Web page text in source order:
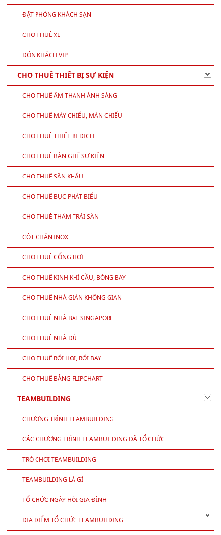
ĐẶT PHÒNG KHÁCH SẠN
CHO THUÊ XE
ĐÓN KHÁCH VIP
CHO THUÊ THIẾT BỊ SỰ KIỆN
CHO THUÊ ÂM THANH ÁNH SÁNG
CHO THUÊ MÁY CHIẾU, MÀN CHIẾU
CHO THUÊ THIẾT BỊ DỊCH
CHO THUÊ BÀN GHẾ SỰ KIỆN
CHO THUÊ SÂN KHẤU
CHO THUÊ BỤC PHÁT BIỂU
CHO THUÊ THẢM TRẢI SÀN
CỘT CHẮN INOX
CHO THUÊ CỔNG HƠI
CHO THUÊ KINH KHÍ CẦU, BÓNG BAY
CHO THUÊ NHÀ GIÀN KHÔNG GIAN
CHO THUÊ NHÀ BẠT SINGAPORE
CHO THUÊ NHÀ DÙ
CHO THUÊ RỐI HƠI, RỐI BAY
CHO THUÊ BẢNG FLIPCHART
TEAMBUILDING
CHƯƠNG TRÌNH TEAMBUILDING
CÁC CHƯƠNG TRÌNH TEAMBUILDING ĐÃ TỔ CHỨC
TRÒ CHƠI TEAMBUILDING
TEAMBUILDING LÀ GÌ
TỔ CHỨC NGÀY HỘI GIA ĐÌNH
ĐỊA ĐIỂM TỔ CHỨC TEAMBUILDING